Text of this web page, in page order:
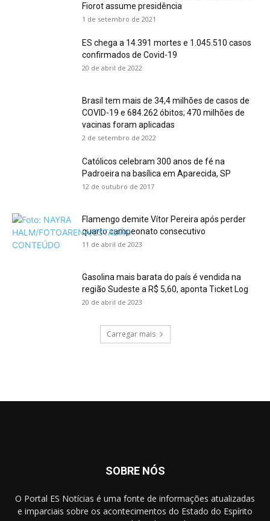
Fiorot assume presidência
1 de setembro de 2021
ES chega a 14.391 mortes e 1.045.510 casos
confirmados de Covid-19
20 de abril de 2022
Brasil tem mais de 34,4 milhões de casos de
COVID-19 e 684.262 óbitos; 470 milhões de
vacinas foram aplicadas
2 de setembro de 2022
Católicos celebram 300 anos de fé na
Padroeira na basílica em Aparecida, SP
12 de outubro de 2017
Flamengo demite Vítor Pereira após perder
quarto campeonato consecutivo
11 de abril de 2023
Gasolina mais barata do país é vendida na
região Sudeste a R$ 5,60, aponta Ticket Log
20 de abril de 2023
Carregar mais
SOBRE NÓS
O Portal ES Notícias é uma fonte de informações atualizadas
e imparciais sobre os acontecimentos do Estado do Espírito